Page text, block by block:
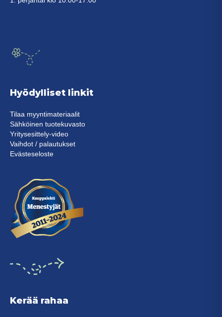
Hyödylliset linkit
Tilaa myyntimateriaalit
Sähköinen tuotekuvasto
Yritysesittely-video
Vaihdot / palautukset
Evästeseloste
Kerää rahaa